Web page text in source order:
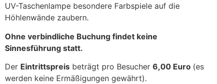
UV-Taschenlampe besondere Farbspiele auf die
Höhlenwände zaubern.
Ohne verbindliche Buchung findet keine
Sinnesführung statt.
Der Eintrittspreis beträgt pro Besucher 6,00 Euro (es
werden keine Ermäßigungen gewährt).